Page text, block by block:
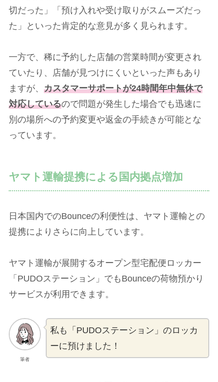
切だった」「預け入れや受け取りがスムーズだっ
た」といった肯定的な意見が多く見られます。
一方で、稀に予約した店舗の営業時間が変更され
ていたり、店舗が見つけにくいといった声もあり
ますが、 カスタマーサポートが24時間年中無休で
対応しているので問題が発生した場合でも迅速に
別の場所への予約変更や返金の手続きが可能とな
っています。
ヤマト運輸提携による国内拠点増加
日本国内でのBounceの利便性は、ヤマト運輸との
提携によりさらに向上しています。
ヤマト運輸が展開するオープン型宅配便ロッカー
「PUDOステーション」でもBounceの荷物預かり
サービスが利用できます。
筆者
私も「PUDOステーション」のロッカ
ーに預けました！